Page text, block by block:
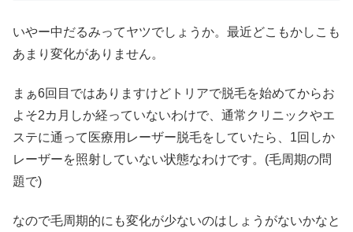
いやー中だるみってヤツでしょうか。最近どこもかしこも
あまり変化がありません。
まぁ6回目ではありますけどトリアで脱毛を始めてからお
よそ2カ月しか経っていないわけで、通常クリニックやエ
ステに通って医療用レーザー脱毛をしていたら、1回しか
レーザーを照射していない状態なわけです。(毛周期の問
題で)
なので毛周期的にも変化が少ないのはしょうがないかなと